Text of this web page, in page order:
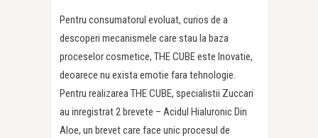
Pentru consumatorul evoluat, curios de a
descoperi mecanismele care stau la baza
proceselor cosmetice, THE CUBE este Inovatie,
deoarece nu exista emotie fara tehnologie.
Pentru realizarea THE CUBE, specialistii Zuccari
au inregistrat 2 brevete – Acidul Hialuronic Din
Aloe, un brevet care face unic procesul de